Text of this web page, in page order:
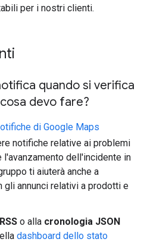
per i nostri clienti.
quando si verifica
devo fare?
di Google Maps
notifiche relative ai problemi
l'avanzamento dell'incidente in
ti aiuterà anche a
gli annunci relativi a prodotti e
o alla cronologia JSON
dashboard dello stato